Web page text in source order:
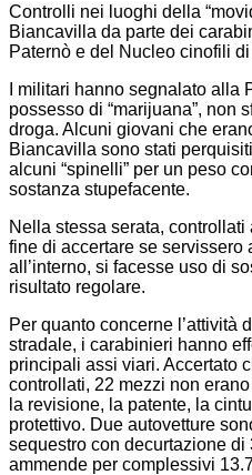
Controlli nei luoghi della
Biancavilla da parte dei
Paternò e del Nucleo cinofili
I militari hanno segnalato alla
possesso di “marijuana”, non
droga. Alcuni giovani che
Biancavilla sono stati
alcuni “spinelli” per un peso
sostanza stupefacente.
Nella stessa serata,
fine di accertare se servissero
all’interno, si facesse uso di
risultato regolare.
Per quanto concerne l’attività
stradale, i carabinieri hanno
principali assi viari. Accertato
controllati, 22 mezzi non
la revisione, la patente, la
protettivo. Due autovetture
sequestro con decurtazione
ammende per complessivi